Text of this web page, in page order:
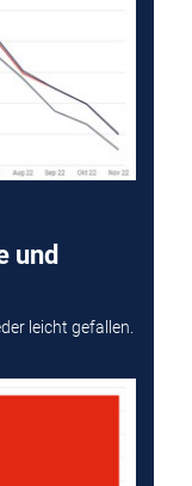
und
leicht gefallen.